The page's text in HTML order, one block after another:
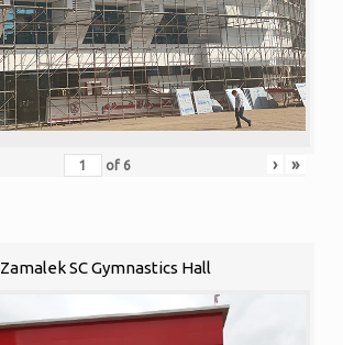
of 6 › »
Zamalek SC Gymnastics Hall